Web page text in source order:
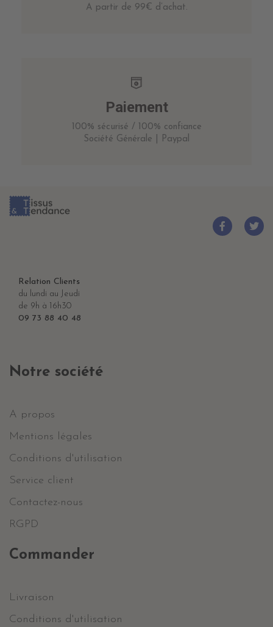
A partir de 99€ d’achat.
Paiement
100% sécurisé / 100% confiance
Société Générale | Paypal
Relation Clients
du lundi au Jeudi
de 9h à 16h30
09 73 88 40 48
Notre société
A propos
Mentions légales
Conditions d'utilisation
Service client
Contactez-nous
RGPD
Commander
Livraison
Conditions d'utilisation